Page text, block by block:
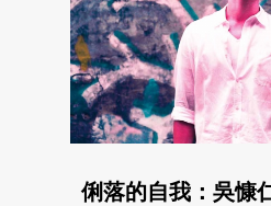
俐落的自我：吳慷